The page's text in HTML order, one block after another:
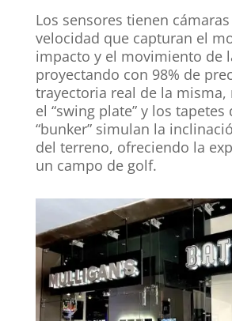
Los sensores tienen
velocidad que capturan el
impacto y el movimiento de
proyectando con 98% de
trayectoria real de la
el “swing plate” y los tapetes
“bunker” simulan la
del terreno, ofreciendo la
un campo de golf.